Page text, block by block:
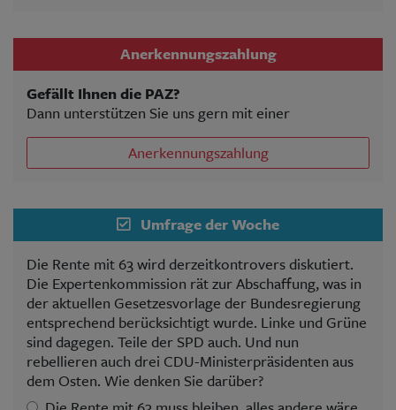
Anerkennungszahlung
Gefällt Ihnen die PAZ?
Dann unterstützen Sie uns gern mit einer
Anerkennungszahlung
Umfrage der Woche
Die Rente mit 63 wird derzeitkontrovers diskutiert.
Die Expertenkommission rät zur Abschaffung, was in
der aktuellen Gesetzesvorlage der Bundesregierung
entsprechend berücksichtigt wurde. Linke und Grüne
sind dagegen. Teile der SPD auch. Und nun
rebellieren auch drei CDU-Ministerpräsidenten aus
dem Osten. Wie denken Sie darüber?